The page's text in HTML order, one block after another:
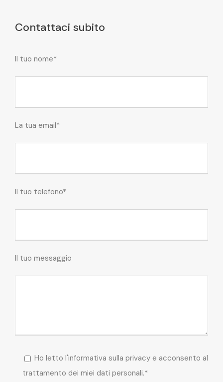
Contattaci subito
Il tuo nome*
La tua email*
Il tuo telefono*
Il tuo messaggio
Ho letto l'informativa sulla privacy e acconsento al
trattamento dei miei dati personali.*